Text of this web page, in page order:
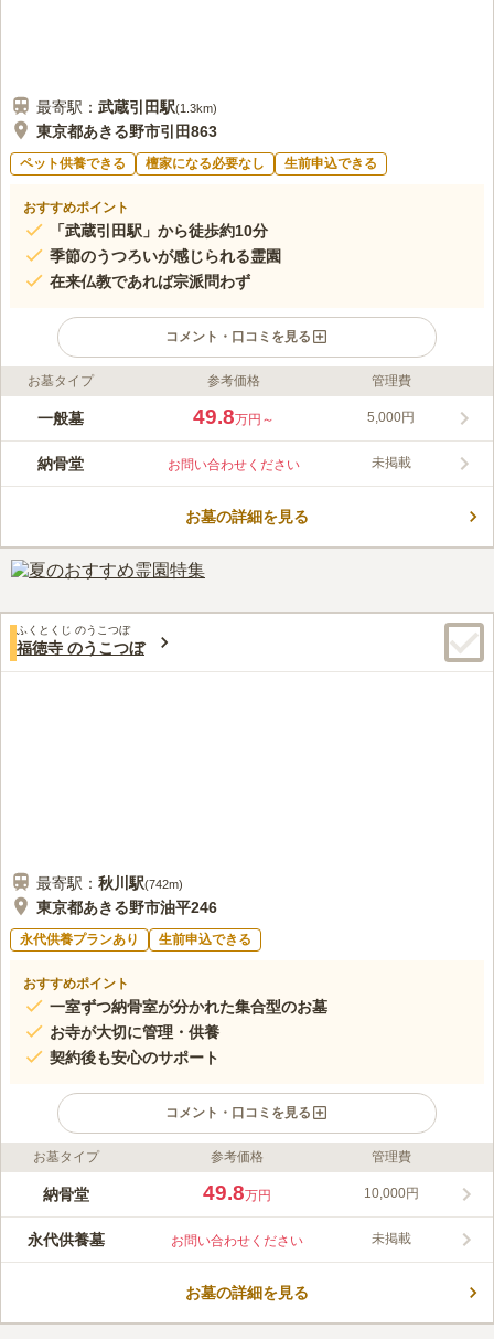
最寄駅： 武蔵引田駅(1.3km)
東京都あきる野市引田863
ペット供養できる 檀家になる必要なし 生前申込できる
おすすめポイント
「武蔵引田駅」から徒歩約10分
季節のうつろいが感じられる霊園
在来仏教であれば宗派問わず
コメント・口コミを見る
ライフドット編集部のコメント
1100年以上の歴史をもつ真照寺に守られ、日当たり、自然環
管理事務所では各種手続きや、ご供養の相談ができ（火曜・水曜
定休）、お線香と生花の販売もしております。お墓の掃除とお参
お墓参りに来てよかったと感じられます。
この霊園はまだ誰からも評価されていません。
お墓タイプ 参考価格 管理費
一般墓 49.8万円～ 5,000円
納骨堂 お問い合わせください 未掲載
お墓の詳細を見る
ふくとくじ のうこつぼ
福徳寺 のうこつぼ
最寄駅： 秋川 駅(742m)
東京都あきる野市油平246
永代供養プランあり 生前申込できる
おすすめポイント
一室ずつ納骨室が分かれた集合型のお墓
お寺が大切に管理・供養
契約後も安心のサポート
コメント・口コミを見る
ライフドット編集部のコメント
境内に150種もの牡丹が植えられている霊園です。春にかけて鮮
閑静な立地になっており、とても静かで落ち着いた雰囲気となっ
ています。供養形態はのうこつぼでの永代供養です。 集合型永
題に悩んでいる方におすすめです。
この霊園はまだ誰からも評価されていません。
お墓タイプ 参考価格 管理費
納骨堂 49.8万円 10,000円
永代供養墓 お問い合わせください 未掲載
お墓の詳細を見る